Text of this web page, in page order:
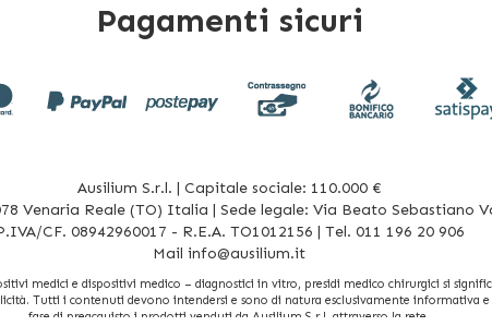
Pagamenti sicuri
Ausilium S.r.l. | Capitale sociale: 110.000 €
Venaria Reale (TO) Italia | Sede legale: Via Beato Sebastiano
CF. 08942960017 - R.E.A. TO1012156 | Tel. 011 196 20 906
Mail info@ausilium.it
medici e dispositivi medico – diagnostici in vitro, presidi medico chirurgici si
Tutti i contenuti devono intendersi e sono di natura esclusivamente informativa
fase di preacquisto i prodotti venduti da Ausilium S.r.l. attraverso la rete.